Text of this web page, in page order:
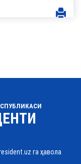
га ҳавола